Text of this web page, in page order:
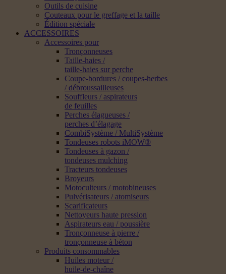
Outils de cuisine
Couteaux pour le greffage et la taille
Édition spéciale
ACCESSOIRES
Accessoires pour
Tronçonneuses
Taille-haies /
taille-haies sur perche
Coupe-bordures / coupes-herbes
/ débroussailleuses
Souffleurs / aspirateurs
de feuilles
Perches élagueuses /
perches d’élagage
CombiSystème / MultiSystème
Tondeuses robots iMOW®
Tondeuses à gazon /
tondeuses mulching
Tracteurs tondeuses
Broyeurs
Motoculteurs / motobineuses
Pulvérisateurs / atomiseurs
Scarificateurs
Nettoyeurs haute pression
Aspirateurs eau / poussière
Tronçonneuse à pierre /
tronçonneuse à béton
Produits consommables
Huiles moteur /
huile-de-chaîne